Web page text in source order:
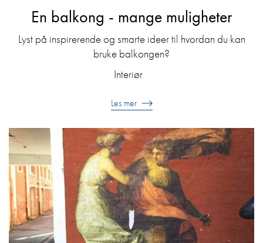
En balkong - mange muligheter
Lyst på inspirerende og smarte ideer til hvordan du kan
bruke balkongen?
Interiør
Les mer